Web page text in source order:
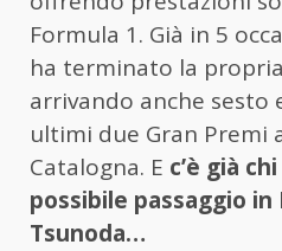
Formula 1. Già in 5
ha terminato la
arrivando anche sesto
ultimi due Gran Premi
Catalogna. E c’è già
possibile passaggio in
Tsunoda…